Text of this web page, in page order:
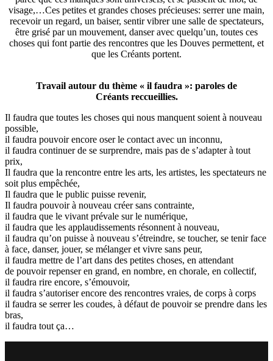
visage,…Ces petites et grandes choses précieuses: serrer une main,
recevoir un regard, un baiser, sentir vibrer une salle de spectateurs,
être grisé par un mouvement, danser avec quelqu’un, toutes ces
choses qui font partie des rencontres que les Douves permettent, et
que les Créants portent.
Travail autour du thème « il faudra »: paroles de
Créants reccueillies.
Il faudra que toutes les choses qui nous manquent soient à nouveau
possible,
il faudra pouvoir encore oser le contact avec un inconnu,
il faudra continuer de se surprendre, mais pas de s’adapter à tout
prix,
Il faudra que la rencontre entre les arts, les artistes, les spectateurs ne
soit plus empêchée,
Il faudra que le public puisse revenir,
Il faudra pouvoir à nouveau créer sans contrainte,
il faudra que le vivant prévale sur le numérique,
il faudra que les applaudissements résonnent à nouveau,
il faudra qu’on puisse à nouveau s’étreindre, se toucher, se tenir face
à face, danser, jouer, se mélanger et vivre sans peur,
il faudra mettre de l’art dans des petites choses, en attendant
de pouvoir repenser en grand, en nombre, en chorale, en collectif,
il faudra rire encore, s’émouvoir,
il faudra s’autoriser encore des rencontres vraies, de corps à corps
il faudra se serrer les coudes, à défaut de pouvoir se prendre dans les
bras,
il faudra tout ça…